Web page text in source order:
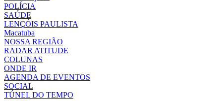
POLÍCIA
SAÚDE
LENÇÓIS PAULISTA
Macatuba
NOSSA REGIÃO
RADAR ATITUDE
COLUNAS
ONDE IR
AGENDA DE EVENTOS
SOCIAL
TÚNEL DO TEMPO